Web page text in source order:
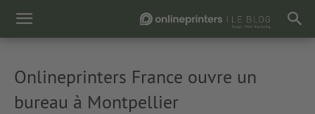
Onlineprinters France ouvre un
bureau à Montpellier